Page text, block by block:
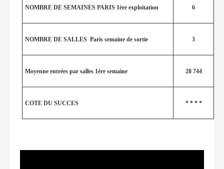
NOMBRE DE SEMAINES PARIS 1ère exploitation 6
NOMBRE DE SALLES Paris semaine de sortie 3
Moyenne entrées par salles 1ère semaine 28 744
COTE DU SUCCES * * * *